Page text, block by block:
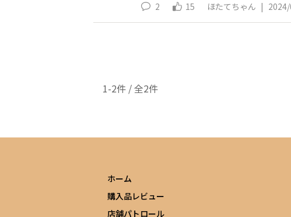
2 15 ほたてちゃん |
1-2件 / 全2件
ホーム
購入品レビュー
店舗パトロール